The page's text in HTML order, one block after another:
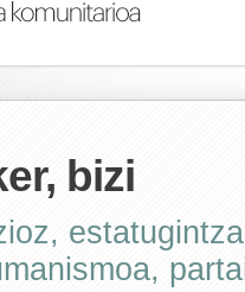
bizi
, estatugintza
,